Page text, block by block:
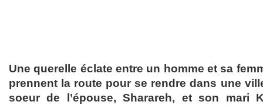
Une querelle éclate entre un homme et sa
prennent la route pour se rendre dans une
soeur de l’épouse, Sharareh, et son mari